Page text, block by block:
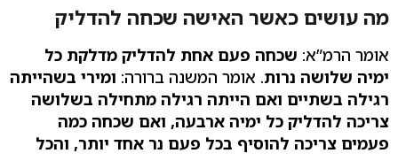
מה עושים כאשר האישה שכחה להדליק
אומר הרמ”א: שכחה פעם אחת להדליק מדלקת כל
ימיה שלושה נרות. אומר המשנה ברורה: ומירי בשהייתה
רגילה בשתיים ואם הייתה רגילה מתחילה בשלושה
צריכה להדליק כל ימיה ארבעה, ואם שכחה כמה
פעמים צריכה להוסיף בכל פעם נר אחד יותר, והכל